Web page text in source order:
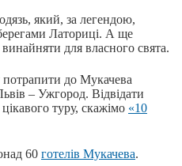
який, за легендою,
Латориці. А ще
для власного свята.
до Мукачева
– Ужгород. Відвідати
туру, скажімо «10
60 готелів Мукачева.